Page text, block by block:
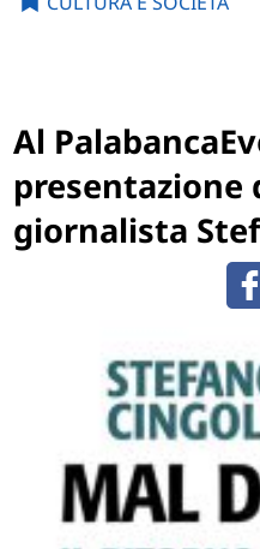
Al
presentazione
giornalista